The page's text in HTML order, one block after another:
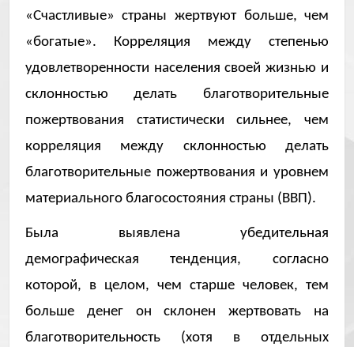
«Счастливые» страны жертвуют больше, чем
«богатые». Корреляция между степенью
удовлетворенности населения своей жизнью и
склонностью делать благотворительные
пожертвования статистически сильнее, чем
корреляция между склонностью делать
благотворительные пожертвования и уровнем
материального благосостояния страны (ВВП).
Была выявлена убедительная
демографическая тенденция, согласно
которой, в целом, чем старше человек, тем
больше денег он склонен жертвовать на
благотворительность (хотя в отдельных